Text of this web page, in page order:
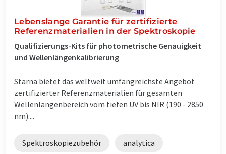
Lebenslange Garantie für zertifizierte
Referenzmaterialien in der Spektroskopie
Qualifizierungs-Kits für photometrische Genauigkeit
und Wellenlängenkalibrierung
Starna bietet das weltweit umfangreichste Angebot
zertifizierter Referenzmaterialien für gesamten
Wellenlängenbereich vom tiefen UV bis NIR (190 - 2850
nm)....
Spektroskopiezubehör analytica